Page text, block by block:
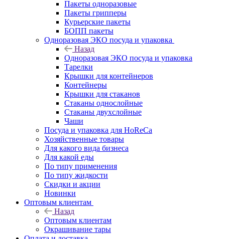
Пакеты одноразовые
Пакеты грипперы
Курьерские пакеты
БОПП пакеты
Одноразовая ЭКО посуда и упаковка
Назад
Одноразовая ЭКО посуда и упаковка
Тарелки
Крышки для контейнеров
Контейнеры
Крышки для стаканов
Стаканы однослойные
Стаканы двухслойные
Чаши
Посуда и упаковка для HoReCa
Хозяйственные товары
Для какого вида бизнеса
Для какой еды
По типу применения
По типу жидкости
Скидки и акции
Новинки
Оптовым клиентам
Назад
Оптовым клиентам
Окрашивание тары